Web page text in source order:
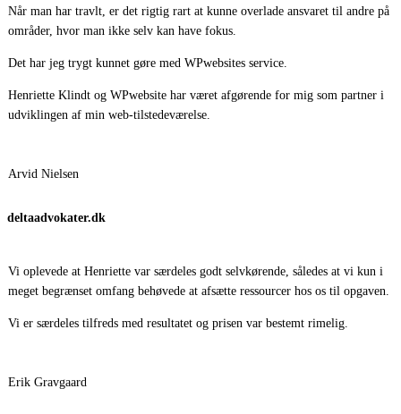
Når man har travlt, er det rigtig rart at kunne overlade ansvaret til andre på
områder, hvor man ikke selv kan have fokus.
Det har jeg trygt kunnet gøre med WPwebsites service.
Henriette Klindt og WPwebsite har været afgørende for mig som partner i
udviklingen af min web-tilstedeværelse.
Arvid Nielsen
deltaadvokater.dk
Vi oplevede at Henriette var særdeles godt selvkørende, således at vi kun i
meget begrænset omfang behøvede at afsætte ressourcer hos os til opgaven.
Vi er særdeles tilfreds med resultatet og prisen var bestemt rimelig.
Erik Gravgaard